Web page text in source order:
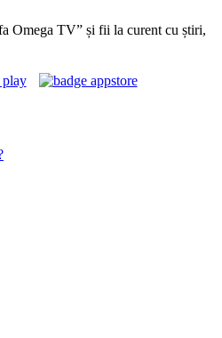
Omega TV” și fii la curent cu știri,